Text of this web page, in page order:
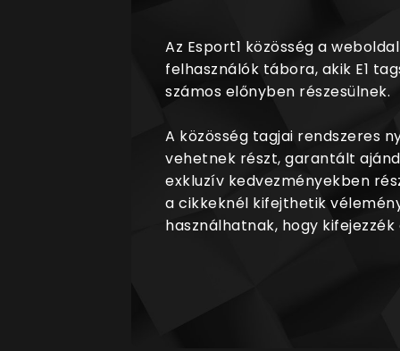
Az Esport1 közösség a
felhasználók tábora, akik E1
számos előnyben részesülnek.
A közösség tagjai rendszeres
vehetnek részt, garantált
exkluzív kedvezményekben
a cikkeknél kifejthetik
használhatnak, hogy